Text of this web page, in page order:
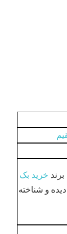
خرید بک
و شناخته